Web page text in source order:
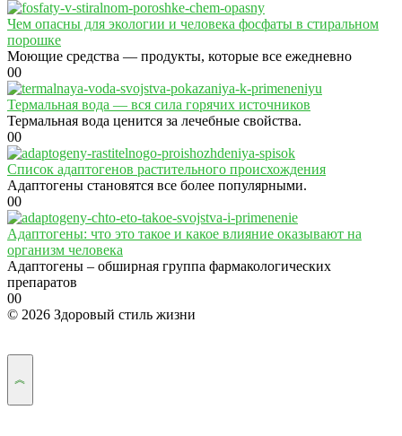
Чем опасны для экологии и человека фосфаты в стиральном
порошке
Моющие средства — продукты, которые все ежедневно
00
Термальная вода — вся сила горячих источников
Термальная вода ценится за лечебные свойства.
00
Список адаптогенов растительного происхождения
Адаптогены становятся все более популярными.
00
Адаптогены: что это такое и какое влияние оказывают на
организм человека
Адаптогены – обширная группа фармакологических
препаратов
00
© 2026 Здоровый стиль жизни